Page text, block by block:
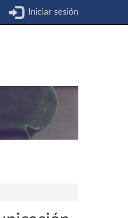
Iniciar sesión